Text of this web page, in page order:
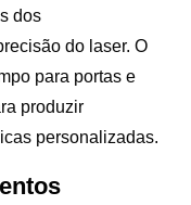
dos
do laser. O
para portas e
produzir
personalizadas.